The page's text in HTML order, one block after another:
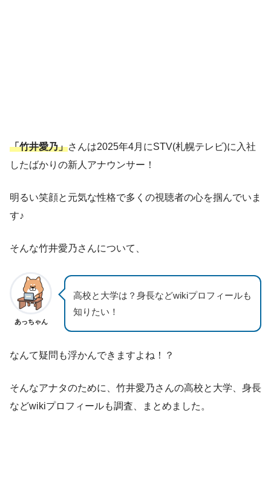
「竹井愛乃」さんは2025年4月にSTV(札幌テレビ)に入社
したばかりの新人アナウンサー！
明るい笑顔と元気な性格で多くの視聴者の心を掴んでいま
す♪
そんな竹井愛乃さんについて、
あっちゃん
高校と大学は？身長などwikiプロフィールも
知りたい！
なんて疑問も浮かんできますよね！？
そんなアナタのために、竹井愛乃さんの高校と大学、身長
などwikiプロフィールも調査、まとめました。